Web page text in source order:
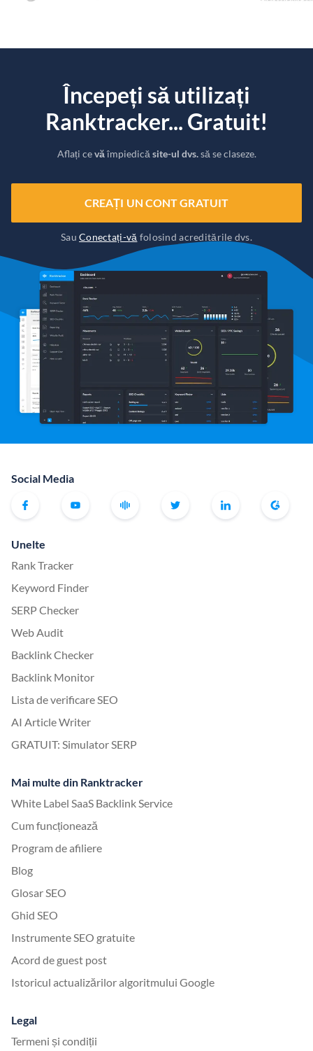
Începeți să utilizați
Ranktracker... Gratuit!
Aflați cevăîmpiedică site-ul dvs.să se claseze.
CREAȚI UN CONT GRATUIT
SauConectați-vă folosind acreditările dvs.
Social Media
Unelte
Rank Tracker
Keyword Finder
SERP Checker
Web Audit
Backlink Checker
Backlink Monitor
Lista de verificare SEO
AI Article Writer
GRATUIT: Simulator SERP
Mai multe din Ranktracker
White Label SaaS Backlink Service
Cum funcționează
Program de afiliere
Blog
Glosar SEO
Ghid SEO
Instrumente SEO gratuite
Acord de guest post
Istoricul actualizărilor algoritmului Google
Legal
Termeni și condiții